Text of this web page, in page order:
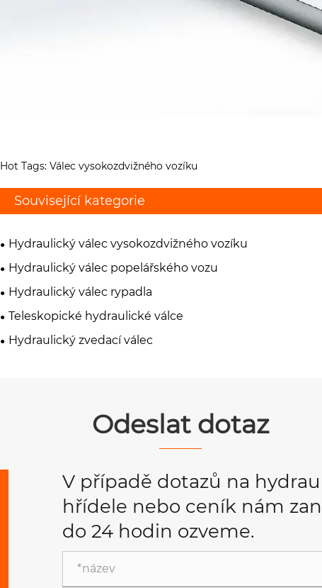
Hot Tags: Válec vysokozdvižného vozíku
Související kategorie
Hydraulický válec vysokozdvižného vozíku
Hydraulický válec popelářského vozu
Hydraulický válec rypadla
Teleskopické hydraulické válce
Hydraulický zvedací válec
Odeslat dotaz
V případě dotazů na
hřídele nebo ceník nám
do 24 hodin ozveme.